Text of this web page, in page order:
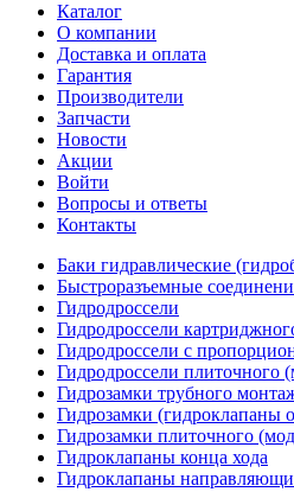
Каталог
О компании
Доставка и оплата
Гарантия
Производители
Запчасти
Новости
Акции
Войти
Вопросы и ответы
Контакты
Баки гидравлические
Быстроразъемные
Гидродроссели
Гидродроссели
Гидродроссели с
Гидродроссели плиточного
Гидрозамки трубного
Гидрозамки (гидроклапаны
Гидрозамки плиточного
Гидроклапаны конца хода
Гидроклапаны